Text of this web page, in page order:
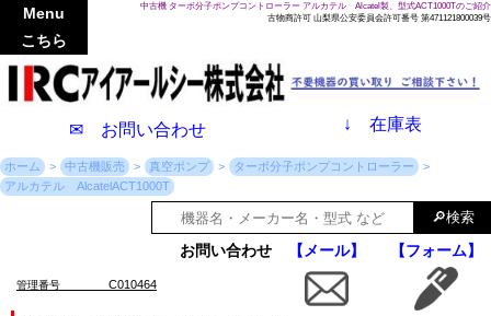
中古機 ターボ分子ポンプコントローラー アルカテル Alcatel製、型式ACT1000Tのご紹介
古物商許可 山梨県公安委員会許可番号 第471121800039号
✉ お問い合わせ ↓ 在庫表
Menu
こちら
ホーム 中古機販売 真空ポンプ
ターボ分子ポンプコントローラー
アルカテル AlcatelACT1000T
お問い合わせ 【メール】 【フォーム】
管理番号 C010464